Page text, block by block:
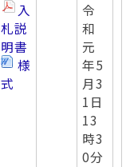
入
札説
明書
様
式
令
和
元
年5
月3
1日
13
時3
0分